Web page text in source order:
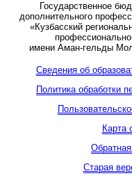
Государственное
дополнительного
«Кузбасский
имени Аман-гельды
Сведения об
Политика обработки
Карта
Старая